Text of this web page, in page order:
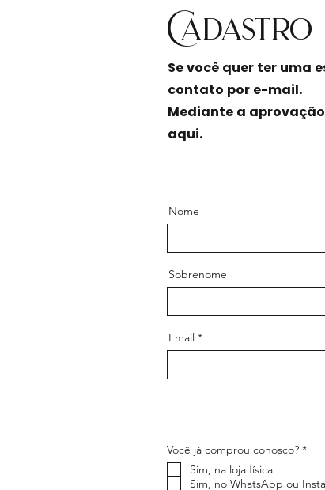
​Cadastro
Se você quer ter uma
contato por e-mail.
Mediante a
aqui.
Nome
Sobrenome
Email
Você já comprou conosco? *O
i
Sim, na loja física
Sim, no WhatsApp ou Insta